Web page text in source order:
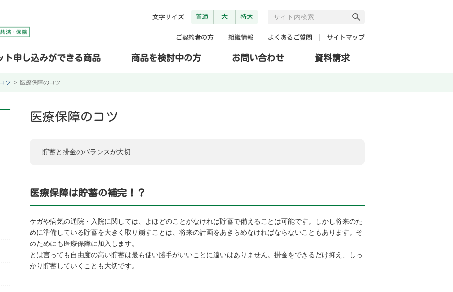
文字サイズ 普通 大 特大
ご契約者の方 組織情報 よくあるご質問 サイトマップ
ト申し込みができる商品 商品を検討中の方 お問い合わせ 資料請求
ツ ＞ 医療保障のコツ
医療保障のコツ
貯蓄と掛金のバランスが大切
医療保障は貯蓄の補完！？
ケガや病気の通院・入院に関しては、よほどのことがなければ貯蓄で備えることは可能です。しかし将来のた
めに準備している貯蓄を大きく取り崩すことは、将来の計画をあきらめなければならないこともあります。そ
のためにも医療保障に加入します。
とは言っても自由度の高い貯蓄は最も使い勝手がいいことに違いはありません。掛金をできるだけ抑え、しっ
かり貯蓄していくことも大切です。